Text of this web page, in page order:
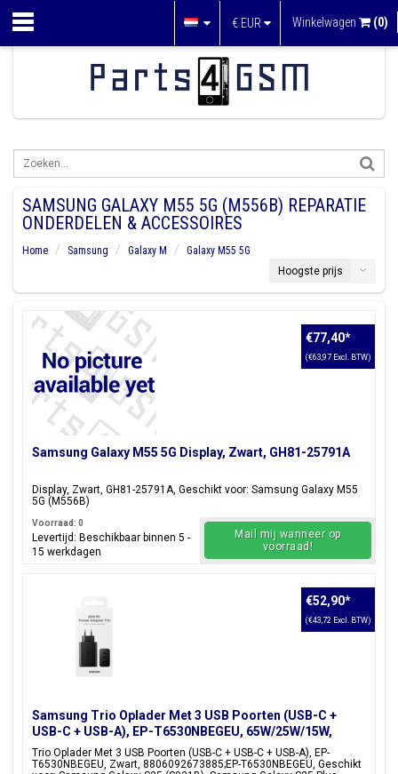
€ EUR Winkelwagen (0)
SAMSUNG GALAXY M55 5G (M556B) REPARATIE
ONDERDELEN & ACCESSOIRES
Home Samsung Galaxy M
Galaxy M55 5G
Hoogste prijs
Samsung Galaxy M55 5G Display, Zwart, GH81-25791A
Display, Zwart, GH81-25791A, Geschikt voor: Samsung Galaxy M55
5G (M556B)
€77,40*
(€63,97 Excl. BTW)
Voorraad: 0
Levertijd: Beschikbaar binnen 5 -
15 werkdagen
Mail mij wanneer op
voorraad!
Samsung Trio Oplader Met 3 USB Poorten (USB-C +
USB-C + USB-A), EP-T6530NBEGEU, 65W/25W/15W,
Zwart, Blisterverpakking, 8806092673885;EP-
T6530NBEGEU
Trio Oplader Met 3 USB Poorten (USB-C + USB-C + USB-A), EP-
T6530NBEGEU, Zwart, 8806092673885;EP-T6530NBEGEU, Geschikt
€52,90*
(€43,72 Excl. BTW)